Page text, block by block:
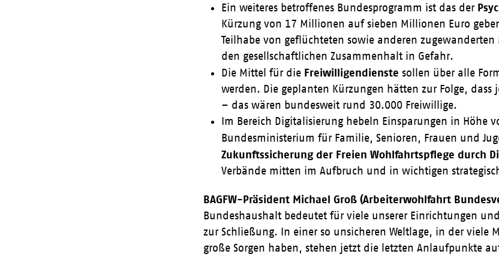
Ein weiteres betroffenes Bundesprogramm ist das der
Kürzung von 17 Millionen auf sieben Millionen Euro
Teilhabe von geflüchteten sowie anderen
den gesellschaftlichen Zusammenhalt in Gefahr.
Die Mittel für die Freiwilligendienste sollen über alle
werden. Die geplanten Kürzungen hätten zur Folge,
– das wären bundesweit rund 30.000 Freiwillige.
Im Bereich Digitalisierung hebeln Einsparungen in Höhe
Bundesministerium für Familie, Senioren, Frauen und
Zukunftssicherung der Freien Wohlfahrtspflege durch
Verbände mitten im Aufbruch und in wichtigen
BAGFW-Präsident Michael Groß (Arbeiterwohlfahrt
Bundeshaushalt bedeutet für viele unserer Einrichtungen
zur Schließung. In einer so unsicheren Weltlage, in der viele
große Sorgen haben, stehen jetzt die letzten Anlaufpunkte